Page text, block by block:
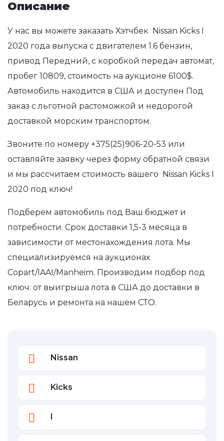
Описание
У нас вы можете заказать Хэтчбек Nissan Kicks I
2020 года выпуска с двигателем 1.6 бензин,
привод Передний, с коробкой передач автомат,
пробег 10809, стоимость на аукционе 6100$.
Автомобиль находится в США и доступен Под
заказ с льготной растоможкой и недорогой
доставкой морским транспортом.
Звоните по номеру +375(25)906-20-53 или
оставляйте заявку через форму обратной связи
и мы рассчитаем стоимость вашего Nissan Kicks I
2020 под ключ!
Подберем автомобиль под Ваш бюджет и
потребности. Срок доставки 1,5-3 месяца в
зависимости от местонахождения лота. Мы
специализируемся на аукционах
Copart/IAAI/Manheim. Производим подбор под
ключ: от выигрыша лота в США до доставки в
Беларусь и ремонта на нашем СТО.
Nissan
Kicks
I